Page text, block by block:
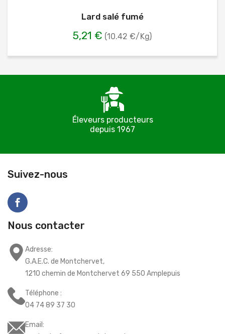
Lard salé fumé
5,21 € (10.42 €/Kg)
Éleveurs producteurs
depuis 1967
Suivez-nous
Nous contacter
Adresse:
G.A.E.C. de Montchervet,
1210 chemin de Montchervet 69 550 Amplepuis
Téléphone :
04 74 89 37 30
Email: